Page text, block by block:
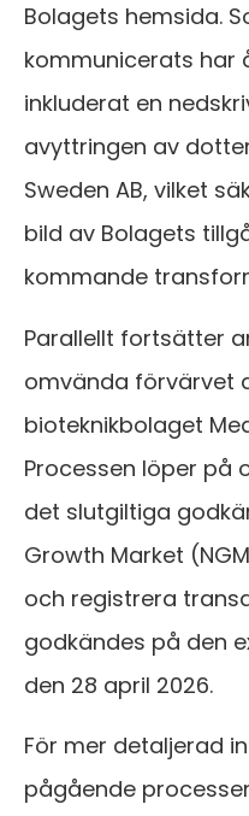
Bolagets hemsida.
kommunicerats har
inkluderat en
avyttringen av
Sweden AB, vilket
bild av Bolagets
kommande
Parallellt fortsätter
omvända förvärvet
bioteknikbolaget
Processen löper på
det slutgiltiga
Growth Market
och registrera
godkändes på den
den 28 april 2026.
För mer detaljerad
pågående